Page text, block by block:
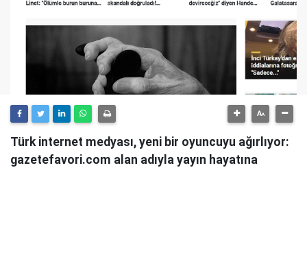
Türk internet medyası, yeni bir oyuncuyu ağırlıyor:
gazetefavori.com alan adıyla yayın hayatına